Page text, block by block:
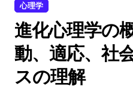
心理学
進化心理学の
動、適応、社
スの理解